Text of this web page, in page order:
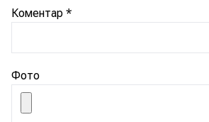
Коментар *
Фото